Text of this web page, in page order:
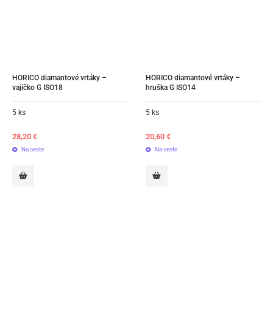
HORICO diamantové vrtáky –
vajíčko G ISO18
5 ks
28,20 €
Na ceste
HORICO diamantové vrtáky –
hruška G ISO14
5 ks
20,60 €
Na ceste